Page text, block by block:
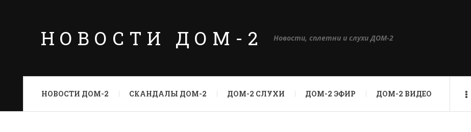
НОВОСТИ ДОМ-2 Новости, сплетни и слухи ДОМ-2
НОВОСТИ ДОМ-2 СКАНДАЛЫ ДОМ-2 ДОМ-2 СЛУХИ ДОМ-2 ЭФИР ДОМ-2 ВИДЕО